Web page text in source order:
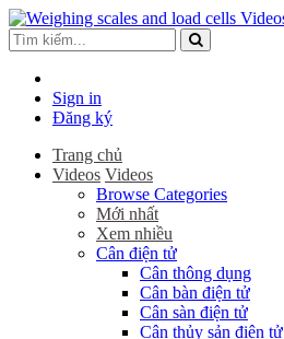
Sign in
Đăng ký
Trang chủ
Videos Videos
Browse Categories
Mới nhất
Xem nhiều
Cân điện tử
Cân thông dụng
Cân bàn điện tử
Cân sàn điện tử
Cân thủy sản điện tử